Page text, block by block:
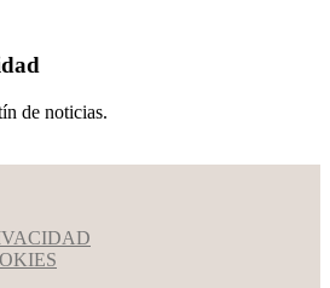
de noticias.